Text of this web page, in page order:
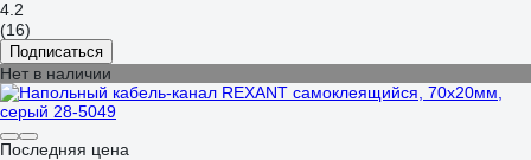
4.2
(16)
Подписаться
Нет в наличии
Последняя цена